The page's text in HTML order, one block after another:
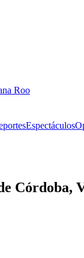
Roo
Espectáculos
Córdoba,